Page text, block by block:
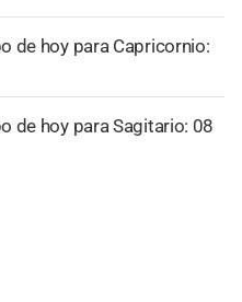
de hoy para Capricornio:
de hoy para Sagitario: 08